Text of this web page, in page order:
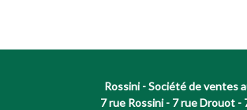
Rossini - Société de ventes
7 rue Rossini - 7 rue Drouot -